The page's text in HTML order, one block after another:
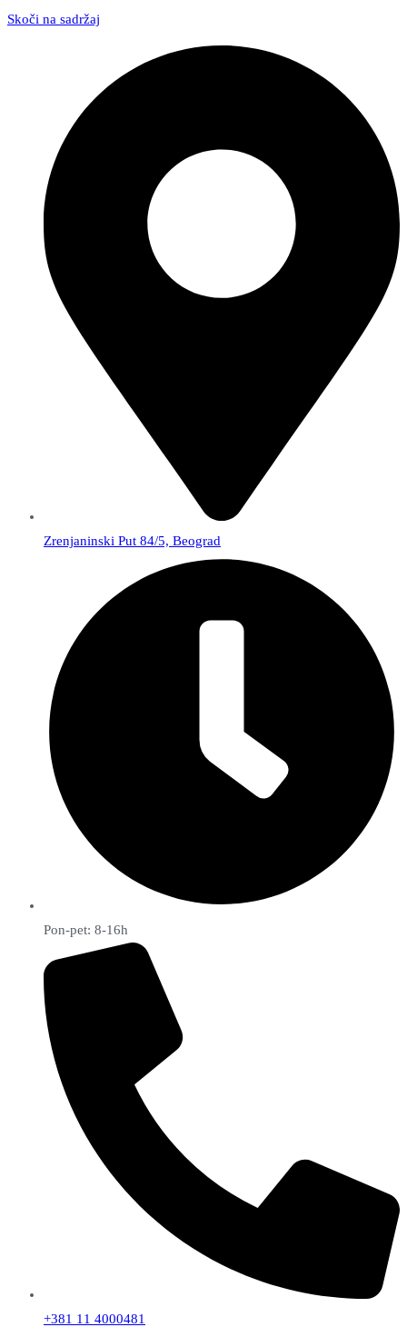
Skoči na sadržaj
Zrenjaninski Put 84/5, Beograd
Pon-pet: 8-16h
+381 11 4000481